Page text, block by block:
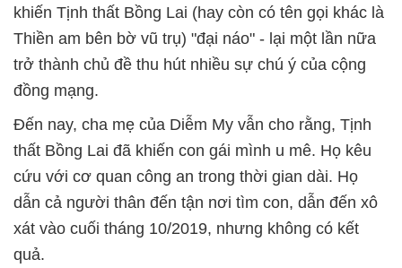
khiến Tịnh thất Bồng Lai (hay còn có tên gọi khác là
Thiền am bên bờ vũ trụ) "đại náo" - lại một lần nữa
trở thành chủ đề thu hút nhiều sự chú ý của cộng
đồng mạng.
Đến nay, cha mẹ của Diễm My vẫn cho rằng, Tịnh
thất Bồng Lai đã khiến con gái mình u mê. Họ kêu
cứu với cơ quan công an trong thời gian dài. Họ
dẫn cả người thân đến tận nơi tìm con, dẫn đến xô
xát vào cuối tháng 10/2019, nhưng không có kết
quả.